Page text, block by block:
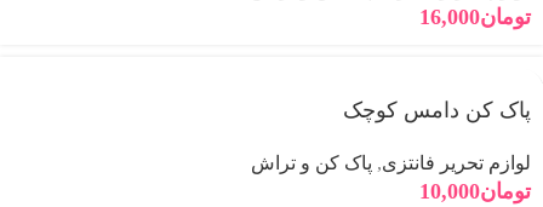
تومان16,000
پاک کن دامس کوچک
لوازم تحریر فانتزی, پاک کن و تراش
تومان10,000